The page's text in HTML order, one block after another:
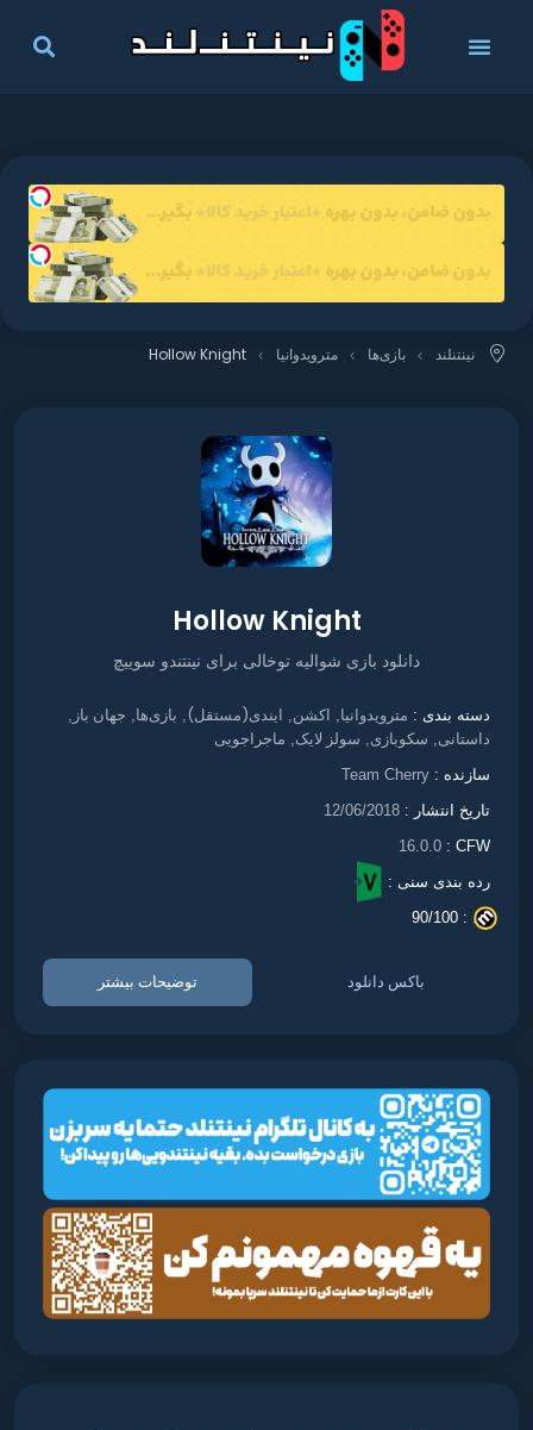
نینتنلند بازی‌ها مترویدوانیا Hollow Knight
Hollow Knight
دانلود بازی شوالیه توخالی برای نینتندو سوییچ
دسته بندی : مترویدوانیا اکشن ایندی(مستقل) بازی‌ها جهان باز
داستانی سکوبازی سولز لایک ماجراجویی
سازنده : Team Cherry
تاریخ انتشار : 12/06/2018
CFW :
16.0.0
رده بندی سنی :
. :
90/100
باکس دانلود توضیحات بیشتر